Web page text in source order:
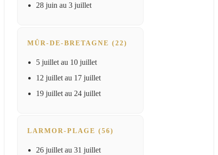
28 juin au 3 juillet
MÛR-DE-BRETAGNE (22)
5 juillet au 10 juillet
12 juillet au 17 juillet
19 juillet au 24 juillet
LARMOR-PLAGE (56)
26 juillet au 31 juillet